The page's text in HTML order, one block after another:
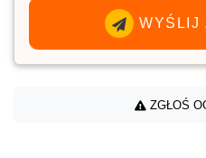
WYŚLIJ
ZGŁOŚ